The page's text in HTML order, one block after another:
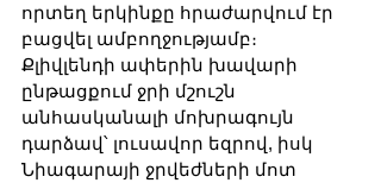
որտեղ երկինքը հրաժարվում էր
բացվել ամբողջությամբ։
Քլիվլենդի ափերին խավարի
ընթացքում ջրի մշուշն
անհասկանալի մոխրագույն
դարձավ՝ լուսավոր եզրով, իսկ
Նիագարայի ջրվեժների մոտ